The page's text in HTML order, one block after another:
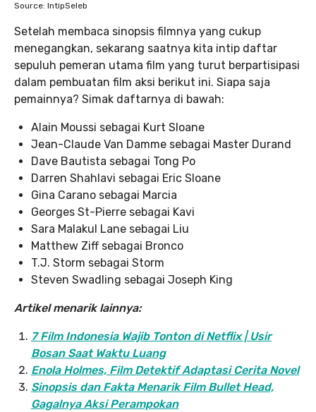
Source: IntipSeleb
Setelah membaca sinopsis filmnya yang cukup
menegangkan, sekarang saatnya kita intip daftar
sepuluh pemeran utama film yang turut berpartisipasi
dalam pembuatan film aksi berikut ini. Siapa saja
pemainnya? Simak daftarnya di bawah:
Alain Moussi sebagai Kurt Sloane
Jean-Claude Van Damme sebagai Master Durand
Dave Bautista sebagai Tong Po
Darren Shahlavi sebagai Eric Sloane
Gina Carano sebagai Marcia
Georges St-Pierre sebagai Kavi
Sara Malakul Lane sebagai Liu
Matthew Ziff sebagai Bronco
T.J. Storm sebagai Storm
Steven Swadling sebagai Joseph King
Artikel menarik lainnya:
7 Film Indonesia Wajib Tonton di Netflix | Usir
Bosan Saat Waktu Luang
Enola Holmes, Film Detektif Adaptasi Cerita Novel
Sinopsis dan Fakta Menarik Film Bullet Head,
Gagalnya Aksi Perampokan